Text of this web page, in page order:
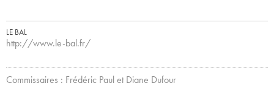
LE BAL
http://www.le-bal.fr/
Commissaires : Frédéric Paul et Diane Dufour